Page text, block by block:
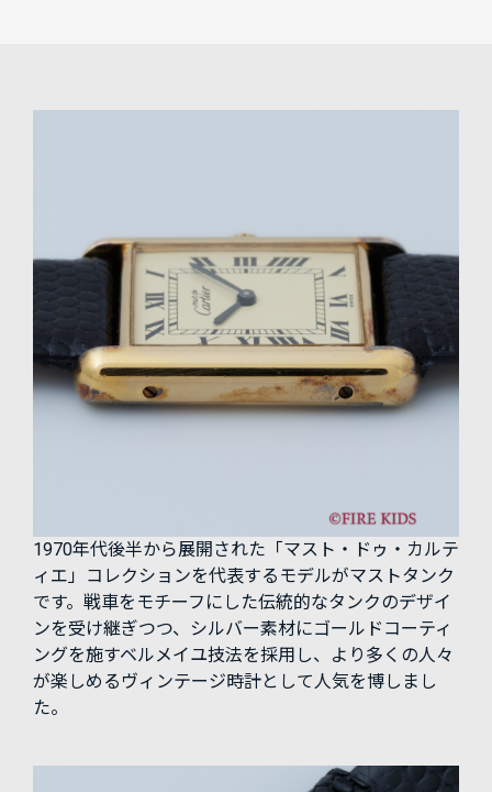
1970年代後半から展開された「マスト・ドゥ・カルテ
ィエ」コレクションを代表するモデルがマストタンク
です。戦車をモチーフにした伝統的なタンクのデザイ
ンを受け継ぎつつ、シルバー素材にゴールドコーティ
ングを施すベルメイユ技法を採用し、より多くの人々
が楽しめるヴィンテージ時計として人気を博しまし
た。